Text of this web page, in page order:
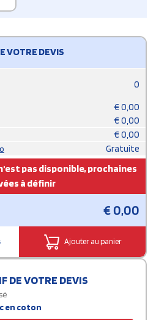
VOTRE DEVIS
0
€ 0,00
€ 0,00
€ 0,00
Gratuite
pas disponible, prochaines
à définir
€0,00
Ajouter au panier
DE VOTRE DEVIS
en coton